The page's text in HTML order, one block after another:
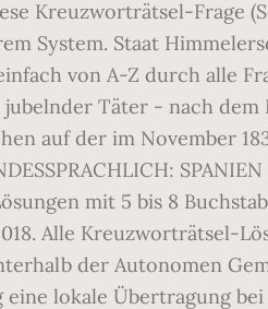
Kreuzworträtsel-Frage
System. Staat
von A-Z durch alle
Täter - nach
auf der im November
mit 5 bis 8
Alle Kreuzworträtsel-
der Autonomen
lokale Übertragung